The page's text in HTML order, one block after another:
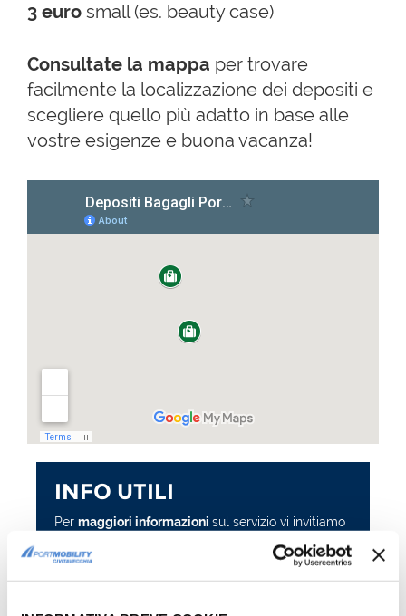
3 euro small (es. beauty case)
Consultate la mappa per trovare
facilmente la localizzazione dei depositi e
scegliere quello più adatto in base alle
vostre esigenze e buona vacanza!
INFO UTILI
Per maggiori informazioni sul servizio vi invitiamo
responsabile ai numeri indicati.
COME ARRIVARE AL PORTO DI CIVITAVECCHIA